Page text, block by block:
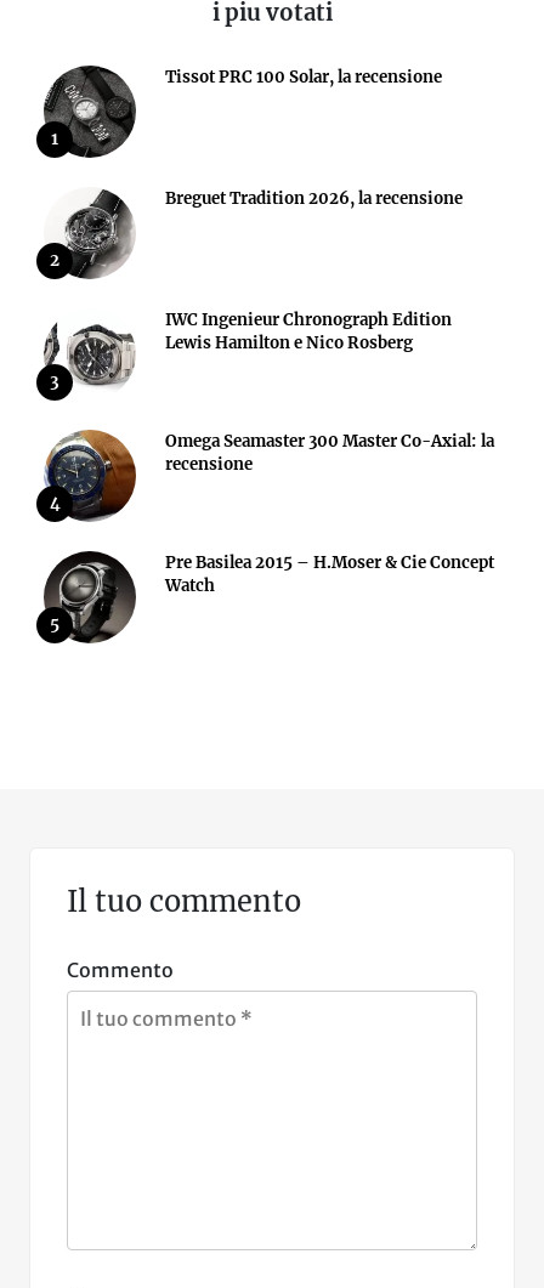
i piu votati
1
Tissot PRC 100 Solar, la recensione
2
Breguet Tradition 2026, la recensione
3
IWC Ingenieur Chronograph Edition
Lewis Hamilton e Nico Rosberg
4
Omega Seamaster 300 Master Co-Axial: la
recensione
5
Pre Basilea 2015 – H.Moser & Cie Concept
Watch
Il tuo commento
Commento